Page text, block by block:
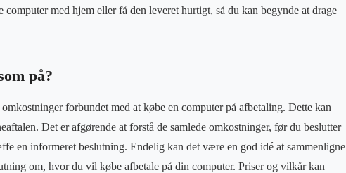
med hjem eller få den leveret hurtigt, så du kan begynde at drage
på?
forbundet med at købe en computer på afbetaling. Dette kan
Det er afgørende at forstå de samlede omkostninger, før du beslutter
en informeret beslutning. Endelig kan det være en god idé at sammenligne
om, hvor du vil købe afbetale på din computer. Priser og vilkår kan